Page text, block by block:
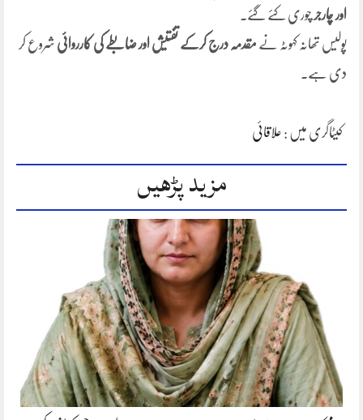
اور چارجر چوری کئے گئے۔
پولیس تھانہ کہوٹہ نے مقدمہ درج کرکے تفتیش اور ضابطے کی کارروائی شروع کر
دی ہے۔
کیٹاگری میں : علاقائی
مزید پڑھیں